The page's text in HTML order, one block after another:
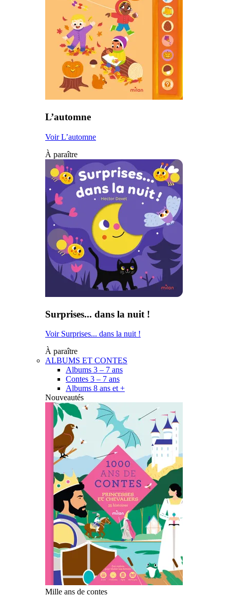
L’automne
Voir L’automne
À paraître
Surprises... dans la nuit !
Voir Surprises... dans la nuit !
À paraître
ALBUMS ET CONTES
Albums 3 – 7 ans
Contes 3 – 7 ans
Albums 8 ans et +
Nouveautés
Mille ans de contes